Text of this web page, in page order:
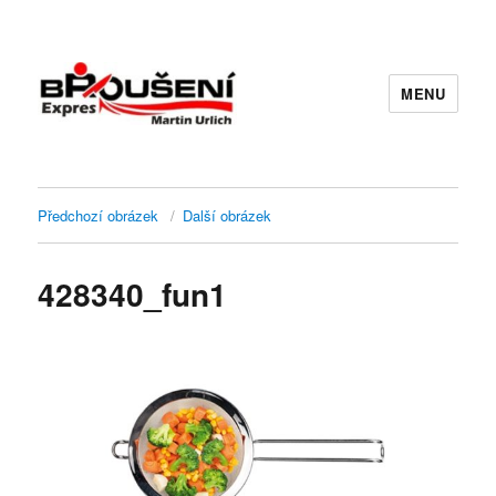
MENU
Předchozí obrázek Další obrázek
428340_fun1